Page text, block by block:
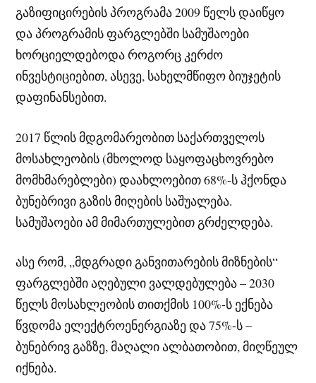
გაზიფიცირების პროგრამა 2009 წელს დაიწყო
და პროგრამის ფარგლებში სამუშაოები
ხორციელდებოდა როგორც კერძო
ინვესტიციებით, ასევე, სახელმწიფო ბიუჯეტის
დაფინანსებით.
2017 წლის მდგომარეობით საქართველოს
მოსახლეობის (მხოლოდ საყოფაცხოვრებო
მომხმარებლები) დაახლოებით 68%-ს ჰქონდა
ბუნებრივი გაზის მიღების საშუალება.
სამუშაოები ამ მიმართულებით გრძელდება.
ასე რომ, „მდგრადი განვითარების მიზნების“
ფარგლებში აღებული ვალდებულება – 2030
წელს მოსახლეობის თითქმის 100%-ს ექნება
წვდომა ელექტროენერგიაზე და 75%-ს –
ბუნებრივ გაზზე, მაღალი ალბათობით, მიღწეულ
იქნება.